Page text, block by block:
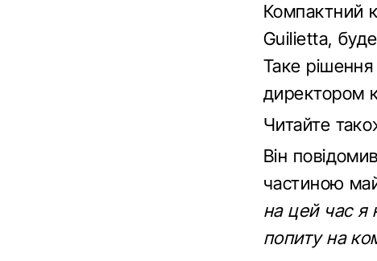
Компактний
Guilietta,
Таке
директором
Читайте
Він
частиною
на цей час я
попиту на